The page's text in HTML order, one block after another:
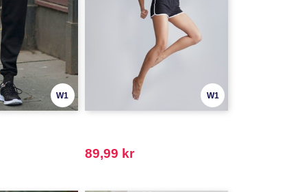
W1 W1
89,99 kr